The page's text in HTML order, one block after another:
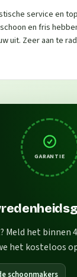
service en
en fris
uit. Zeer aan te
GARANTIE
Meld het binnen
het kosteloos
schoonmakers